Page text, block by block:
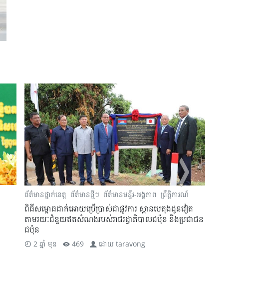
ព័ត៌មានថ្នាក់ខេត្ត ព័ត៌មានថ្មីៗ ព័ត៌មានមន្ទីរ-អង្គភាព ព្រឹត្តិការណ៍
ពិធីសម្ពោធដាក់អោយប្រើប្រាស់ជាផ្លូវការ ស្ពានបេតុងដូនវៀត
តាមរយៈជំនួយឥតសំណងរបស់រាជរដ្ធាភិបាលជប៉ុន និងប្រជាជន
ជប៉ុន
2 ឆ្នាំ មុន 469 ដោយ taravong